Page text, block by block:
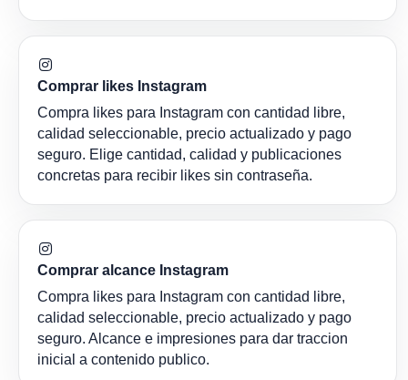
Comprar likes Instagram
Compra likes para Instagram con cantidad libre,
calidad seleccionable, precio actualizado y pago
seguro. Elige cantidad, calidad y publicaciones
concretas para recibir likes sin contraseña.
Comprar alcance Instagram
Compra likes para Instagram con cantidad libre,
calidad seleccionable, precio actualizado y pago
seguro. Alcance e impresiones para dar traccion
inicial a contenido publico.